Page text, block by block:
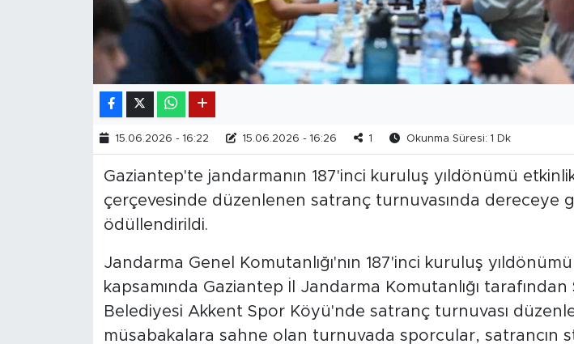
15.06.2026 - 16:22 15.06.2026 - 16:26 1 Okunma Süresi: 1 Dk
Gaziantep'te jandarmanın 187'inci kuruluş yıldönümü
çerçevesinde düzenlenen satranç turnuvasında dereceye
ödüllendirildi.
Jandarma Genel Komutanlığı'nın 187'inci kuruluş
kapsamında Gaziantep İl Jandarma Komutanlığı tarafından
Belediyesi Akkent Spor Köyü'nde satranç turnuvası
müsabakalara sahne olan turnuvada sporcular, satrancın